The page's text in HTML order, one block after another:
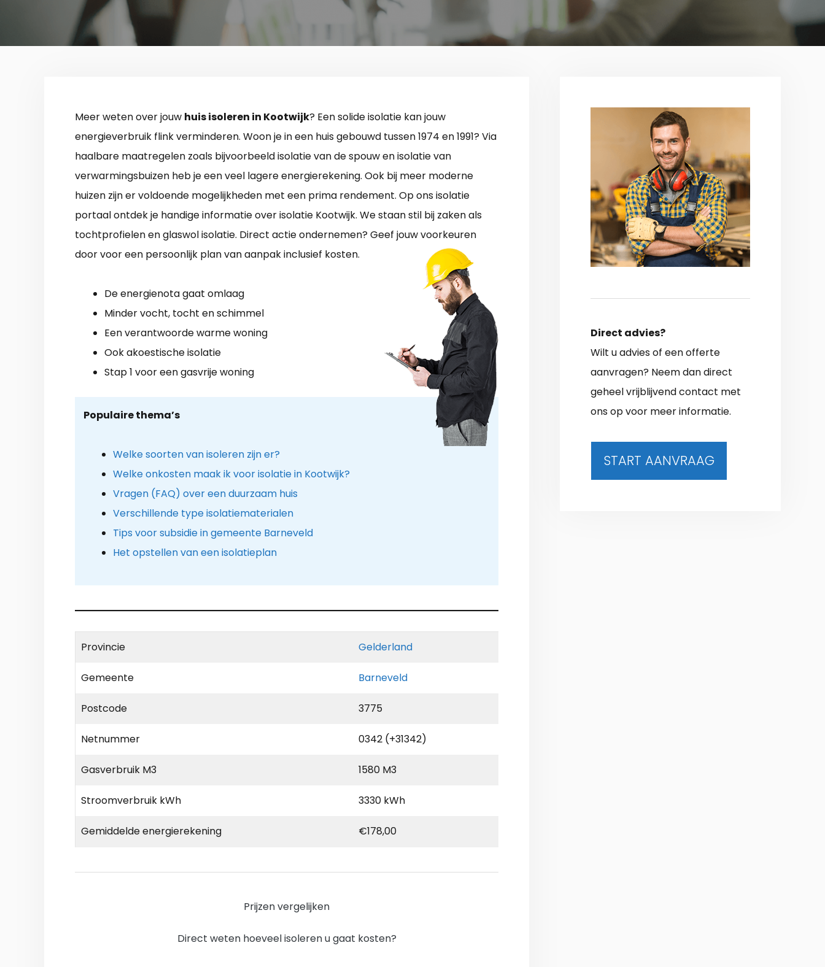
Meer weten over jouw huis isoleren in Kootwijk? Een solide isolatie kan jouw
energieverbruik flink verminderen. Woon je in een huis gebouwd tussen 1974 en 1991? Via
haalbare maatregelen zoals bijvoorbeeld isolatie van de spouw en isolatie van
verwarmingsbuizen heb je een veel lagere energierekening. Ook bij meer moderne
huizen zijn er voldoende mogelijkheden met een prima rendement. Op ons isolatie
portaal ontdek je handige informatie over isolatie Kootwijk. We staan stil bij zaken als
tochtprofielen en glaswol isolatie. Direct actie ondernemen? Geef jouw voorkeuren
door voor een persoonlijk plan van aanpak inclusief kosten.
De energienota gaat omlaag
Minder vocht, tocht en schimmel
Een verantwoorde warme woning
Ook akoestische isolatie
Stap 1 voor een gasvrije woning
Populaire thema’s
Welke soorten van isoleren zijn er?
Welke onkosten maak ik voor isolatie in Kootwijk?
Vragen (FAQ) over een duurzaam huis
Verschillende type isolatiematerialen
Tips voor subsidie in gemeente Barneveld
Het opstellen van een isolatieplan
Provincie Gelderland
Gemeente Barneveld
Postcode 3775
Netnummer 0342 (+31342)
Gasverbruik M3 1580 M3
Stroomverbruik kWh 3330 kWh
Gemiddelde energierekening €178,00
Prijzen vergelijken
Direct weten hoeveel isoleren u gaat kosten?
Direct advies?
Wilt u advies of een offerte
aanvragen? Neem dan direct
geheel vrijblijvend contact met
ons op voor meer informatie.
START AANVRAAG